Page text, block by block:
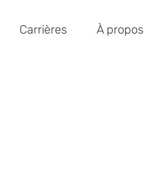
Carrières À propos